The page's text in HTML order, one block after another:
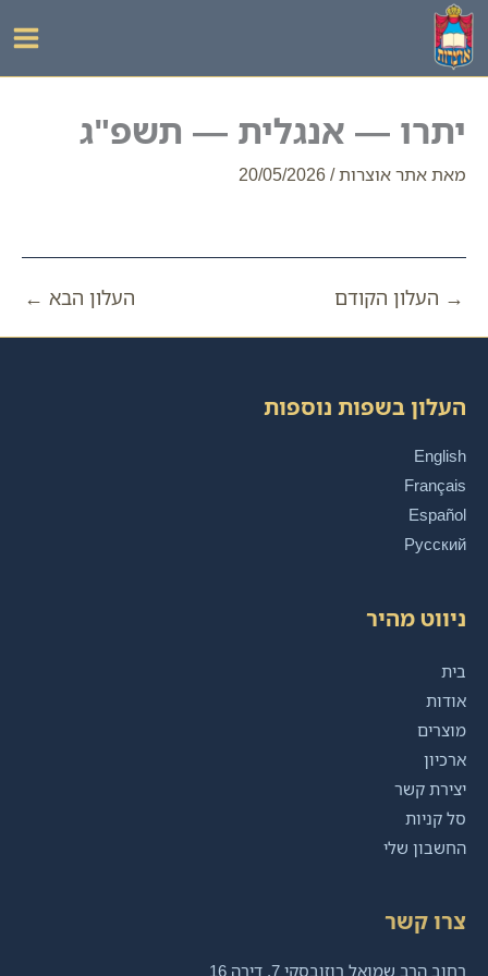
דילוג
לתוכן
יתרו — אנגלית — תשפ"ג
מאתאתר אוצרות/
20/05/2026
→ העלון הקודם העלון הבא ←
העלון בשפות נוספות
English
Français
Español
Русский
ניווט מהיר
בית
אודות
מוצרים
ארכיון
יצירת קשר
סל קניות
החשבון שלי
צרו קשר
רחוב הרב שמואל רוזובסקי 7, דירה 16